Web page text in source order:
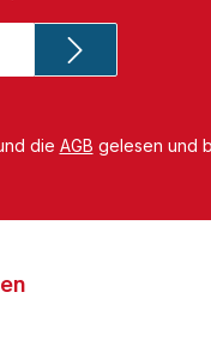
die AGB gelesen und